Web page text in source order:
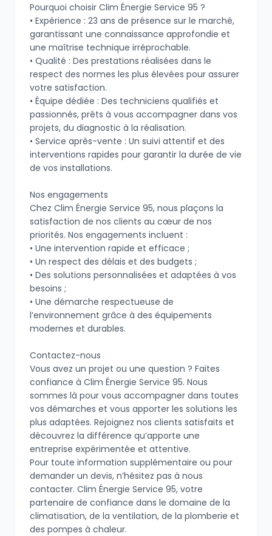
Pourquoi choisir Clim Énergie Service 95 ?
• Expérience : 23 ans de présence sur le marché,
garantissant une connaissance approfondie et
une maîtrise technique irréprochable.
• Qualité : Des prestations réalisées dans le
respect des normes les plus élevées pour assurer
votre satisfaction.
• Équipe dédiée : Des techniciens qualifiés et
passionnés, prêts à vous accompagner dans vos
projets, du diagnostic à la réalisation.
• Service après-vente : Un suivi attentif et des
interventions rapides pour garantir la durée de vie
de vos installations.
Nos engagements
Chez Clim Énergie Service 95, nous plaçons la
satisfaction de nos clients au cœur de nos
priorités. Nos engagements incluent :
• Une intervention rapide et efficace ;
• Un respect des délais et des budgets ;
• Des solutions personnalisées et adaptées à vos
besoins ;
• Une démarche respectueuse de
l’environnement grâce à des équipements
modernes et durables.
Contactez-nous
Vous avez un projet ou une question ? Faites
confiance à Clim Énergie Service 95. Nous
sommes là pour vous accompagner dans toutes
vos démarches et vous apporter les solutions les
plus adaptées. Rejoignez nos clients satisfaits et
découvrez la différence qu’apporte une
entreprise expérimentée et attentive.
Pour toute information supplémentaire ou pour
demander un devis, n’hésitez pas à nous
contacter. Clim Énergie Service 95, votre
partenaire de confiance dans le domaine de la
climatisation, de la ventilation, de la plomberie et
des pompes à chaleur.